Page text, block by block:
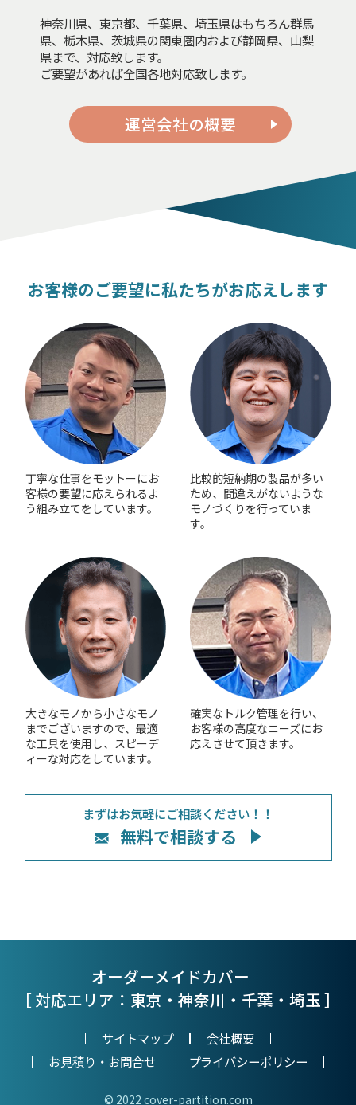
神奈川県、東京都、千葉県、埼玉県はもちろん群馬
県、栃木県、茨城県の関東圏内および静岡県、山梨
県まで、対応致します。
ご要望があれば全国各地対応致します。
運営会社の概要
お客様のご要望に私たちがお応えします
丁寧な仕事をモットーにお
客様の要望に応えられるよ
う組み立てをしています。
比較的短納期の製品が多い
ため、間違えがないような
モノづくりを行っていま
す。
大きなモノから小さなモノ
までございますので、最適
な工具を使用し、スピーデ
ィーな対応をしています。
確実なトルク管理を行い、
お客様の高度なニーズにお
応えさせて頂きます。
まずはお気軽にご相談ください！！
無料で相談する
オーダーメイドカバー
［ 対応エリア：東京・神奈川・千葉・埼玉 ］
サイトマップ
会社概要
お見積り・お問合せ
プライバシーポリシー
© 2022 cover-partition.com